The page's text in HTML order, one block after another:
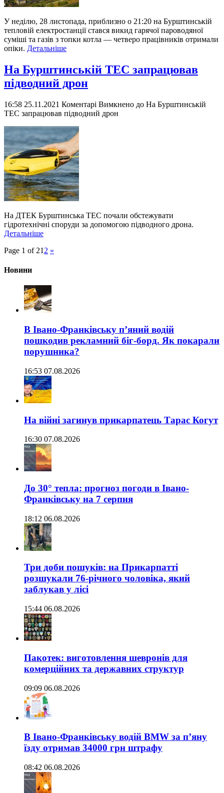
У неділю, 28 листопада, приблизно о 21:20 на Бурштинській
тепловій електростанції стався викид гарячої пароводяної
суміші та газів з топки котла — четверо працівників отримали
опіки. Детальніше
На Бурштинській ТЕС запрацював
підводний дрон
16:58 25.11.2021 Коментарі Вимкнено до На Бурштинській
ТЕС запрацював підводний дрон
На ДТЕК Бурштинська ТЕС почали обстежувати
гідротехнічні споруди за допомогою підводного дрона.
Детальніше
Page 1 of 21 2 »
Новини
В Івано-Франківську п’яний водій
пошкодив рекламний біг-борд. Як покарали
порушника?
16:53 07.08.2026
На війні загинув прикарпатець Тарас Когут
16:30 07.08.2026
До 30° тепла: прогноз погоди в Івано-
Франківську на 7 серпня
18:12 06.08.2026
Три доби пошуків: на Прикарпатті
розшукали 76-річного чоловіка, який
заблукав у лісі
15:44 06.08.2026
Пакотек: виготовлення шевронів для
комерційних та державних структур
09:09 06.08.2026
В Івано-Франківську водій BMW за п’яну
їзду отримав 34000 грн штрафу
08:42 06.08.2026